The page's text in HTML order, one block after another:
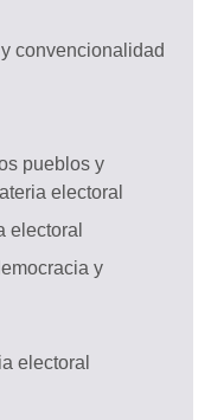
convencionalidad
pueblos y
electoral
electoral
y
electoral